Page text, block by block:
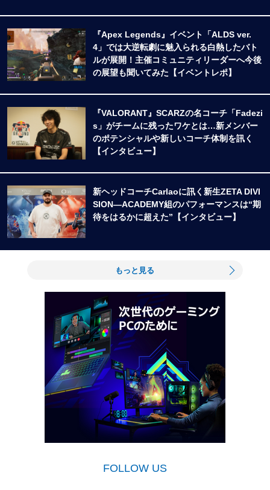
『Apex Legends』イベント「ALDS ver.
4」では大逆転劇に魅入られる白熱したバト
ルが展開！主催コミュニティリーダーへ今後
の展望も聞いてみた【イベントレポ】
『VALORANT』SCARZの名コーチ「Fadezi
s」がチームに残ったワケとは…新メンバー
のポテンシャルや新しいコーチ体制を訊く
【インタビュー】
新ヘッドコーチCarlaoに訊く新生ZETA DIVI
SION―ACADEMY組のパフォーマンスは“期
待をはるかに超えた”【インタビュー】
もっと見る
FOLLOW US